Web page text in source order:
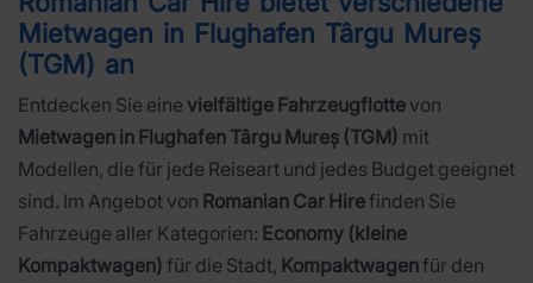
Mietwagen in Flughafen Târgu Mureș
(TGM) an
Entdecken Sie eine vielfältige Fahrzeugflotte von
Mietwagen in Flughafen Târgu Mureș (TGM) mit
Modellen, die für jede Reiseart und jedes Budget geeignet
sind. Im Angebot von Romanian Car Hirefinden Sie
Fahrzeuge aller Kategorien: Economy (kleine
Kompaktwagen) für die Stadt, Kompaktwagenfür den